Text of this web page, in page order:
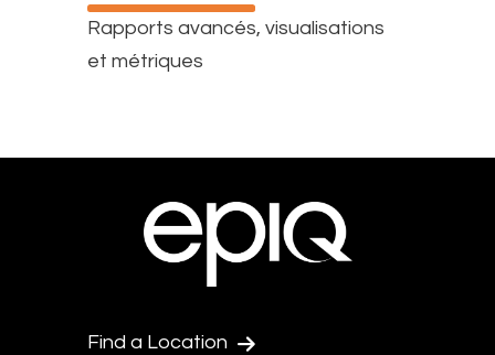
Rapports avancés, visualisations
et métriques
Find a Location